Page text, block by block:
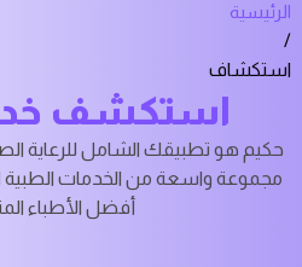
الرئيسية
/
استكشاف
استكشف
حكيم هو تطبيقك الشامل للرعاية
مجموعة واسعة من الخدمات الطبية
أفضل الأطباء